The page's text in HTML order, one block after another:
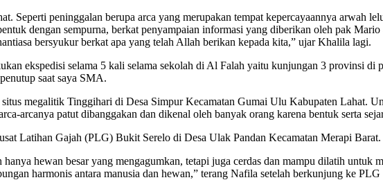
Seperti peninggalan berupa arca yang merupakan tempat kepercayaannya arwah
dengan sempurna, berkat penyampaian informasi yang diberikan oleh pak Mario
bersyukur berkat apa yang telah Allah berikan kepada kita,” ujar Khalila lagi.
ekspedisi selama 5 kali selama sekolah di Al Falah yaitu kunjungan 3 provinsi di
saat saya SMA.
megalitik Tinggihari di Desa Simpur Kecamatan Gumai Ulu Kabupaten Lahat.
arcanya patut dibanggakan dan dikenal oleh banyak orang karena bentuk serta
Latihan Gajah (PLG) Bukit Serelo di Desa Ulak Pandan Kecamatan Merapi Barat.
hewan besar yang mengagumkan, tetapi juga cerdas dan mampu dilatih untuk
harmonis antara manusia dan hewan,” terang Nafila setelah berkunjung ke